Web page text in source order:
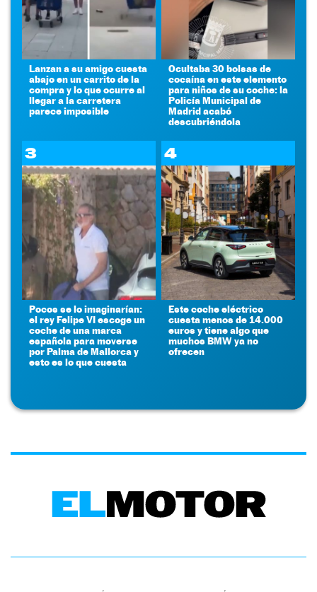
Lanzan a su amigo cuesta
abajo en un carrito de la
compra y lo que ocurre al
llegar a la carretera
parece imposible
Ocultaba 30 bolsas de
cocaína en este elemento
para niños de su coche: la
Policía Municipal de
Madrid acabó
descubriéndola
3
Pocos se lo imaginarían:
el rey Felipe VI escoge un
coche de una marca
española para moverse
por Palma de Mallorca y
esto es lo que cuesta
4
Este coche eléctrico
cuesta menos de 14.000
euros y tiene algo que
muchos BMW ya no
ofrecen